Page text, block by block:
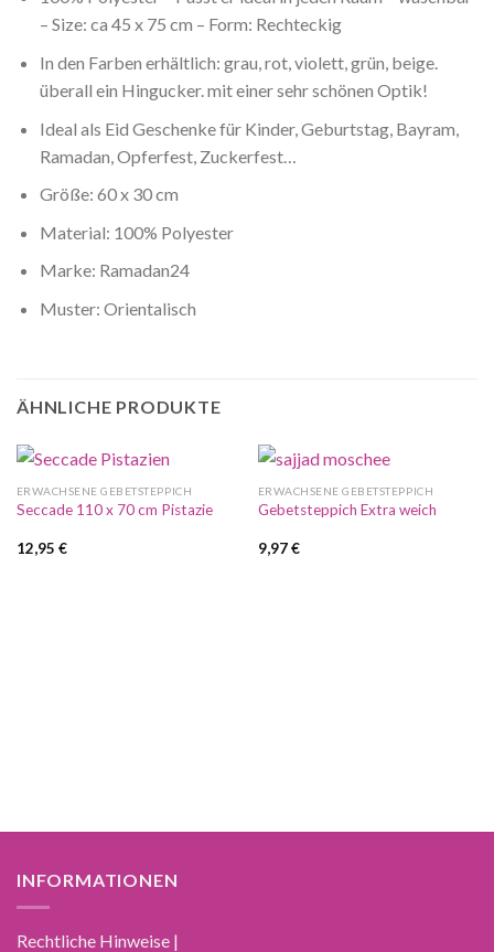
– Size: ca 45 x 75 cm – Form: Rechteckig
In den Farben erhältlich: grau, rot, violett, grün, beige.
überall ein Hingucker. mit einer sehr schönen Optik!
Ideal als Eid Geschenke für Kinder, Geburtstag, Bayram,
Ramadan, Opferfest, Zuckerfest…
Größe: 60 x 30 cm
Material: 100% Polyester
Marke: Ramadan24
Muster: Orientalisch
ÄHNLICHE PRODUKTE
ERWACHSENE GEBETSTEPPICH
Seccade 110 x 70 cm Pistazie
12,95 €
ERWACHSENE GEBETSTEPPICH
Gebetsteppich Extra weich
9,97€
INFORMATIONEN
Rechtliche Hinweise |